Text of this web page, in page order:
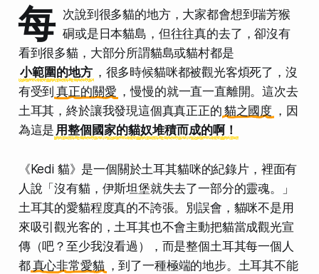
每 次說到很多貓的地方，大家都會想到瑞芳猴
硐或是日本貓島，但往往真的去了，卻沒有
看到很多貓，大部分所謂貓島或貓村都是
小範圍的地方 ，很多時候貓咪都被觀光客煩死了，沒
有受到 真正的關愛 ，慢慢的就一直一直離開。這次去
土耳其，終於讓我發現這個真真正正的 貓之國度 ，因
為這是 用整個國家的貓奴堆積而成的啊！
《Kedi 貓》是一個關於土耳其貓咪的紀錄片，裡面有
人說「沒有貓，伊斯坦堡就失去了一部分的靈魂。」
土耳其的愛貓程度真的不誇張。別誤會，貓咪不是用
來吸引觀光客的，土耳其也不會主動把貓當成觀光宣
傳（吧？至少我沒看過），而是整個土耳其每一個人
都真心非常愛貓 ，到了一種極端的地步。土耳其不能